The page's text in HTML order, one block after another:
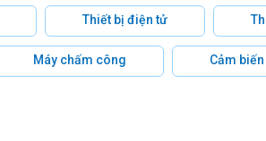
Thiết bị điện tử
Máy chấm công Cảm